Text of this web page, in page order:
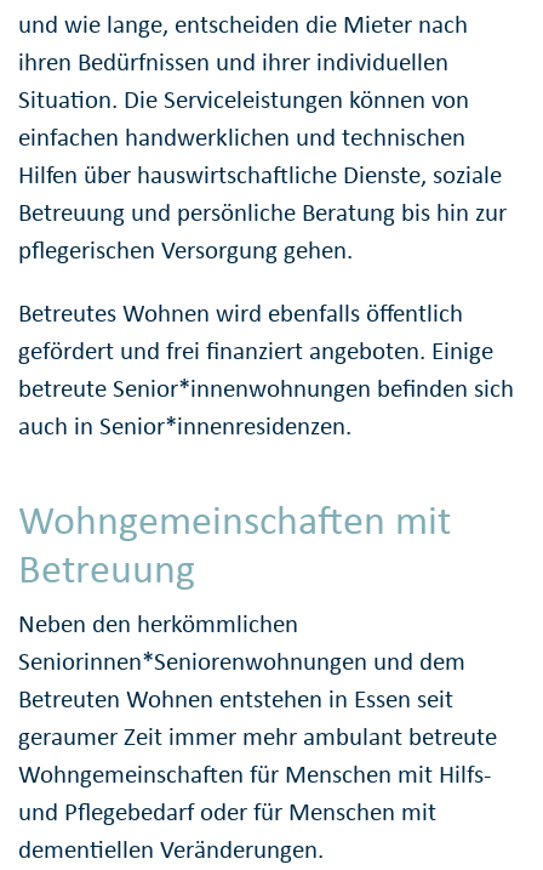
und wie lange, entscheiden die Mieter nach
ihren Bedürfnissen und ihrer individuellen
Situation. Die Serviceleistungen können von
einfachen handwerklichen und technischen
Hilfen über hauswirtschaftliche Dienste, soziale
Betreuung und persönliche Beratung bis hin zur
pflegerischen Versorgung gehen.
Betreutes Wohnen wird ebenfalls öffentlich
gefördert und frei finanziert angeboten. Einige
betreute Senior*innenwohnungen befinden sich
auch in Senior*innenresidenzen.
Wohngemeinschaften mit
Betreuung
Neben den herkömmlichen
Seniorinnen*Seniorenwohnungen und dem
Betreuten Wohnen entstehen in Essen seit
geraumer Zeit immer mehr ambulant betreute
Wohngemeinschaften für Menschen mit Hilfs-
und Pflegebedarf oder für Menschen mit
dementiellen Veränderungen.